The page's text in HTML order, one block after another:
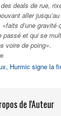
deals de rue,
aller jusqu’au
«faits d’une gravité
passé et qui se
voire de poing».
Hurmic signe la
de l'Auteur